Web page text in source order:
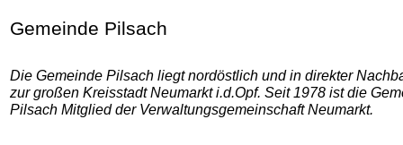
Gemeinde Pilsach
Die Gemeinde Pilsach liegt nordöstlich und in direkter
zur großen Kreisstadt Neumarkt i.d.Opf. Seit 1978 ist die
Pilsach Mitglied der Verwaltungsgemeinschaft Neumarkt.